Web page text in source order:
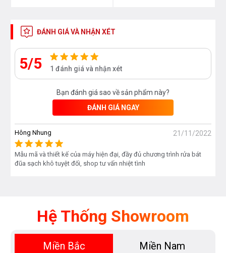
Dung tích chứa lớn, công suất rửa tối đa
14 bộ phù hợp gia đình 4 - 6 người
Máy rửa bát Bosch SMI8YCI03E bán âm serie 8 có
công suất rửa lớn lên đến 14 bộ đồ ăn Châu Âu, tương
đương với 3 - 4 bữa ăn của gia đình 4 - 6 người Việt.
ĐÁNH GIÁ VÀ NHẬN XÉT
5/5 1 đánh giá và nhận xét
Bạn đánh giá sao về sản phẩm này?
ĐÁNH GIÁ NGAY
Hông Nhung 21/11/2022
Mẫu mã và thiết kế của máy hiện đại, đầy đủ chương trình rửa bát
đũa sạch khô tuyệt đối, shop tư vấn nhiệt tình
Hệ Thống Showroom
Miền Bắc Miền Nam